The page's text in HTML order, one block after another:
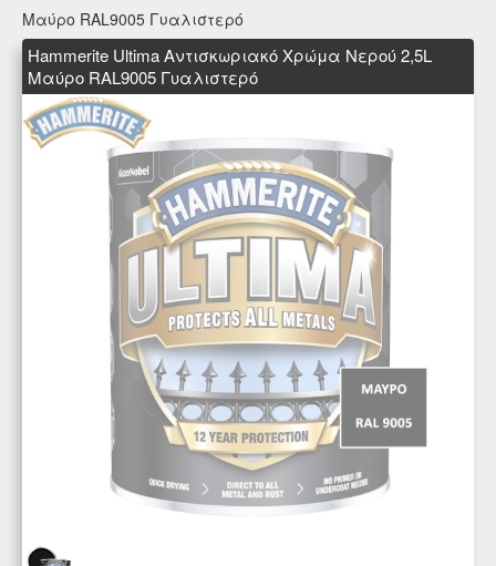
Μαύρο RAL9005 Γυαλιστερό
Hammerite Ultima Αντισκωριακό Χρώμα Νερού 2,5L
Μαύρο RAL9005 Γυαλιστερό